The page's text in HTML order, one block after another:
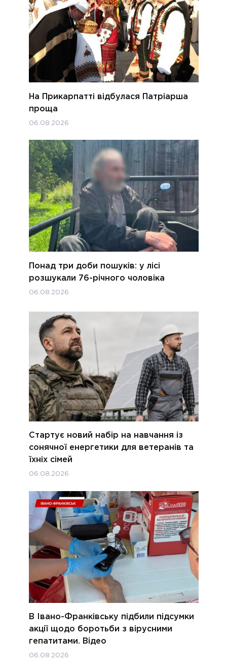
На Прикарпатті відбулася Патріарша
проща
06.08.2026
Понад три доби пошуків: у лісі
розшукали 76-річного чоловіка
06.08.2026
Стартує новий набір на навчання із
сонячної енергетики для ветеранів та
їхніх сімей
06.08.2026
В Івано-Франківську підбили підсумки
акції щодо боротьби з вірусними
гепатитами. Відео
06.08.2026